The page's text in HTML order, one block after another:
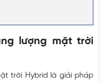
lượng mặt trời
trời Hybrid là giải pháp